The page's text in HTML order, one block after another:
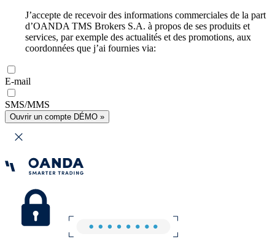
J’accepte de recevoir des informations commerciales de la part
d’OANDA TMS Brokers S.A. à propos de ses produits et
services, par exemple des actualités et des promotions, aux
coordonnées que j’ai fournies via:
E-mail
SMS/MMS
Ouvrir un compte DÉMO »